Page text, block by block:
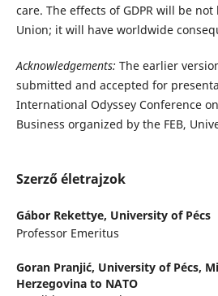
care. The effects of GDPR will be
Union; it will have worldwide
Acknowledgements: The earlier
submitted and accepted for
International Odyssey Conference
Business organized by the FEB,
Szerző életrajzok
Gábor Rekettye, University of Pécs
Professor Emeritus
Goran Pranjić, University of Pécs,
Herzegovina to NATO